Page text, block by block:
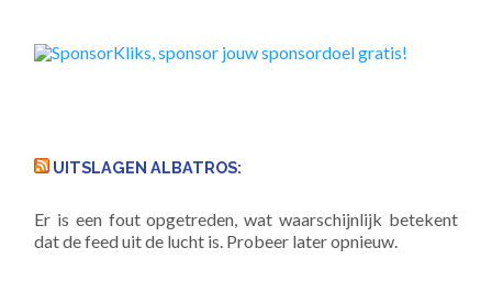
UITSLAGEN ALBATROS:
Er is een fout opgetreden, wat waarschijnlijk betekent
dat de feed uit de lucht is. Probeer later opnieuw.